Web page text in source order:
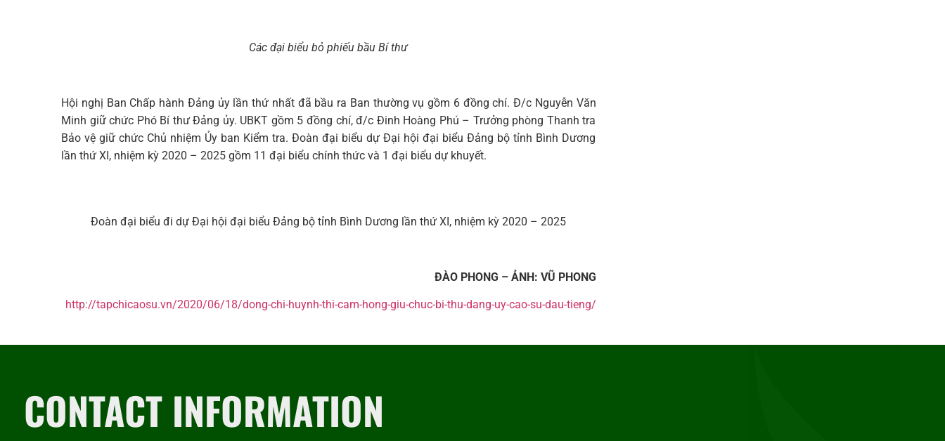
Các đại biểu bỏ phiếu bầu Bí thư
Hội nghị Ban Chấp hành Đảng ủy lần thứ nhất đã bầu ra Ban thường vụ gồm 6 đồng chí. Đ/c Nguyễn Văn
Minh giữ chức Phó Bí thư Đảng ủy. UBKT gồm 5 đồng chí, đ/c Đinh Hoàng Phú – Trưởng phòng Thanh tra
Bảo vệ giữ chức Chủ nhiệm Ủy ban Kiểm tra. Đoàn đại biểu dự Đại hội đại biểu Đảng bộ tỉnh Bình Dương
lần thứ XI, nhiệm kỳ 2020 – 2025 gồm 11 đại biểu chính thức và 1 đại biểu dự khuyết.
Đoàn đại biểu đi dự Đại hội đại biểu Đảng bộ tỉnh Bình Dương lần thứ XI, nhiệm kỳ 2020 – 2025
ĐÀO PHONG – ẢNH: VŨ PHONG
http://tapchicaosu.vn/2020/06/18/dong-chi-huynh-thi-cam-hong-giu-chuc-bi-thu-dang-uy-cao-su-dau-tieng/
CONTACT INFORMATION